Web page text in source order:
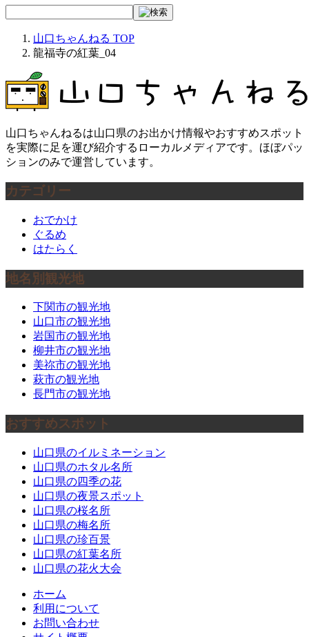
山口ちゃんねる TOP
龍福寺の紅葉_04
山口ちゃんねるは山口県のお出かけ情報やおすすめスポット
を実際に足を運び紹介するローカルメディアです。ほぼパッ
ションのみで運営しています。
カテゴリー
おでかけ
ぐるめ
はたらく
地名別観光地
下関市の観光地
山口市の観光地
岩国市の観光地
柳井市の観光地
美祢市の観光地
萩市の観光地
長門市の観光地
おすすめスポット
山口県のイルミネーション
山口県のホタル名所
山口県の四季の花
山口県の夜景スポット
山口県の桜名所
山口県の梅名所
山口県の珍百景
山口県の紅葉名所
山口県の花火大会
ホーム
利用について
お問い合わせ